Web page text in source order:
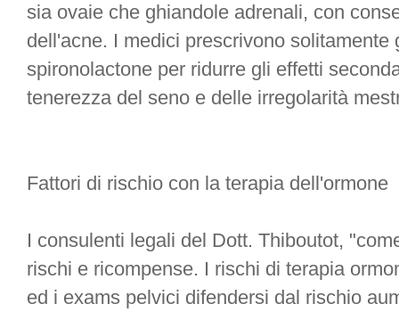
sia ovaie che ghiandole adrenali, con
dell'acne. I medici prescrivono
spironolactone per ridurre gli effetti
tenerezza del seno e delle irregolarità
Fattori di rischio con la terapia dell'ormone
I consulenti legali del Dott. Thiboutot,
rischi e ricompense. I rischi di terapia
ed i exams pelvici difendersi dal rischio